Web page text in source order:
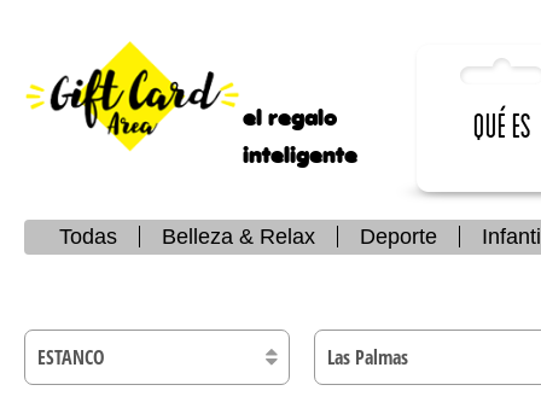
el regalo
inteligente
Qué es
Todas Belleza & Relax Deporte